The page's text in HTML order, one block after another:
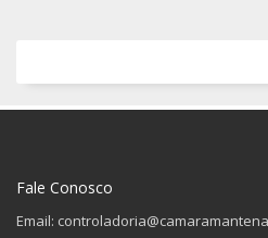
Fale Conosco
Email: